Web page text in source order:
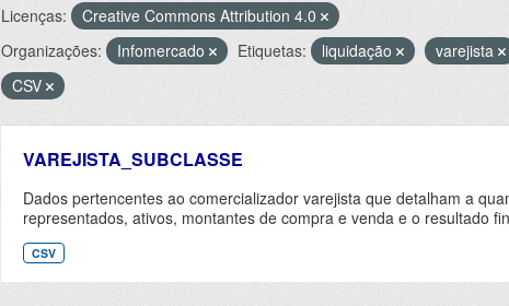
Licenças:
Creative Commons Attribution 4.0
Organizações:
Infomercado Etiquetas: liquidação varejista
CSV
VAREJISTA_SUBCLASSE
Dados pertencentes ao comercializador varejista que detalham a
representados, ativos, montantes de compra e venda e o resultado
CSV